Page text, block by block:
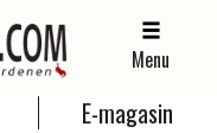
Menu
E-magasin